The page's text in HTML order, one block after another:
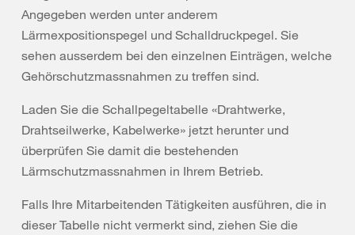
Angegeben werden unter anderem
Lärmexpositionspegel und Schalldruckpegel. Sie
sehen ausserdem bei den einzelnen Einträgen, welche
Gehörschutzmassnahmen zu treffen sind.
Laden Sie die Schallpegeltabelle «Drahtwerke,
Drahtseilwerke, Kabelwerke» jetzt herunter und
überprüfen Sie damit die bestehenden
Lärmschutzmassnahmen in Ihrem Betrieb.
Falls Ihre Mitarbeitenden Tätigkeiten ausführen, die in
dieser Tabelle nicht vermerkt sind, ziehen Sie die